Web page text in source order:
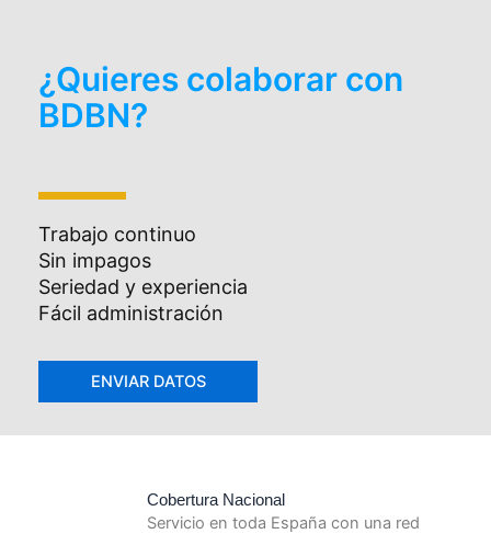
¿Quieres colaborar con
BDBN?
Trabajo continuo
Sin impagos
Seriedad y experiencia
Fácil administración
Cobertura Nacional
Servicio en toda España con una red